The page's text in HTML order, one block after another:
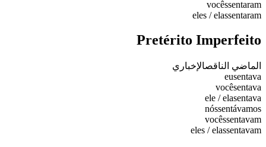
vocêssentaram
eles / elassentaram
Pretérito Imperfeito
الماضي الناقصالإخباري
eusentava
vocêsentava
ele / elasentava
nóssentávamos
vocêssentavam
eles / elassentavam